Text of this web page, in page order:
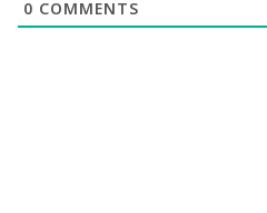
0 COMMENTS